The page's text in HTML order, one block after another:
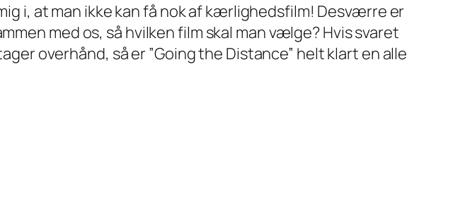
i, at man ikke kan få nok af kærlighedsfilm! Desværre er
med os, så hvilken film skal man vælge? Hvis svaret
overhånd, så er ”Going the Distance” helt klart en alle